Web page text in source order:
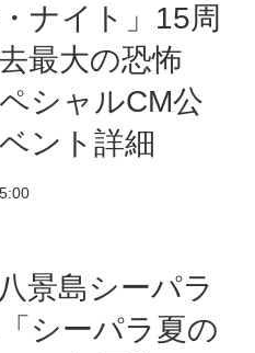
ナイト」15周
最大の恐怖
シャルCM公
ント詳細
景島シーパラ
シーパラ夏の